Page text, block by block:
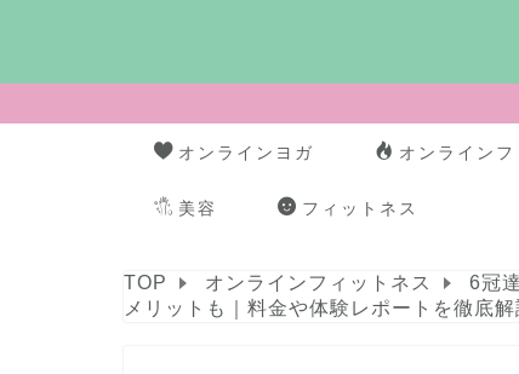
オンラインヨガ オンラインフ
美容 フィットネス
TOP オンラインフィットネス
6冠
メリットも｜料金や体験レポートを徹底解